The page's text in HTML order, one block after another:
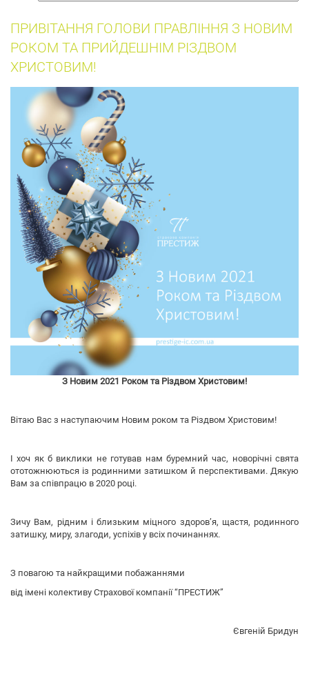
ПРИВІТАННЯ ГОЛОВИ ПРАВЛІННЯ З НОВИМ
РОКОМ ТА ПРИЙДЕШНІМ РІЗДВОМ
ХРИСТОВИМ!
З Новим 2021 Роком та Різдвом Христовим!
Вітаю Вас з наступаючим Новим роком та Різдвом Христовим!
І хоч як б виклики не готував нам буремний час, новорічні свята
ототожнюються із родинними затишком й перспективами. Дякую
Вам за співпрацю в 2020 році.
Зичу Вам, рідним і близьким міцного здоров’я, щастя, родинного
затишку, миру, злагоди, успіхів у всіх починаннях.
З повагою та найкращими побажаннями
від імені колективу Страхової компанії “ПРЕСТИЖ”
Євгеній Бридун